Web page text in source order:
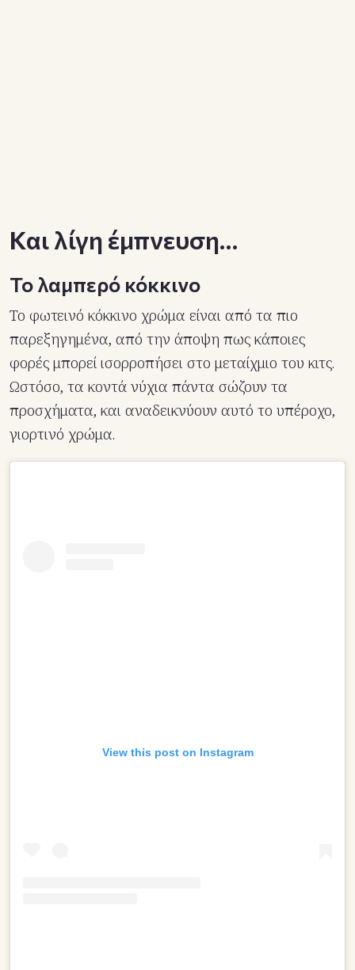
Και λίγη έμπνευση…
Το λαμπερό κόκκινο
Το φωτεινό κόκκινο χρώμα είναι από τα πιο
παρεξηγημένα, από την άποψη πως κάποιες
φορές μπορεί ισορροπήσει στο μεταίχμιο του κιτς.
Ωστόσο, τα κοντά νύχια πάντα σώζουν τα
προσχήματα, και αναδεικνύουν αυτό το υπέροχο,
γιορτινό χρώμα.
View this post on Instagram